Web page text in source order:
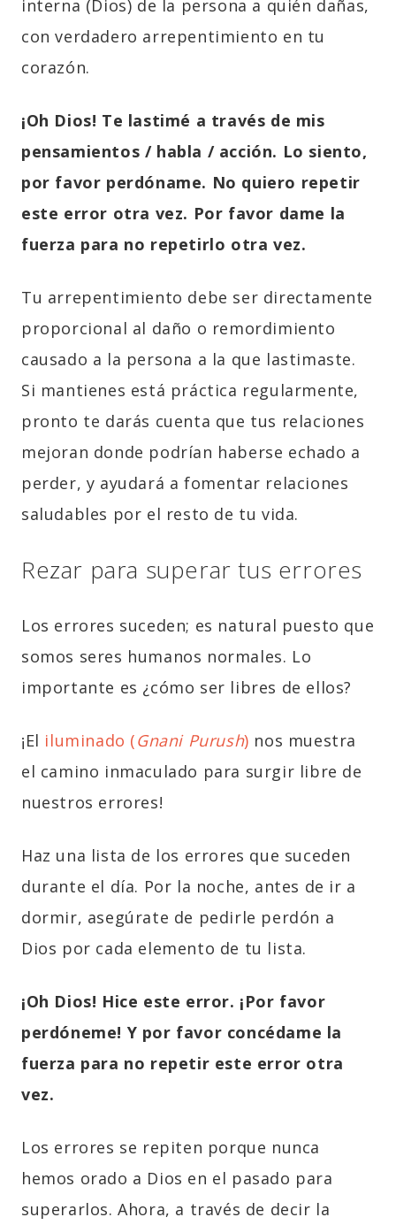
interna (Dios) de la persona a quién dañas,
con verdadero arrepentimiento en tu
corazón.
¡Oh Dios! Te lastimé a través de mis
pensamientos / habla / acción. Lo siento,
por favor perdóname. No quiero repetir
este error otra vez. Por favor dame la
fuerza para no repetirlo otra vez.
Tu arrepentimiento debe ser directamente
proporcional al daño o remordimiento
causado a la persona a la que lastimaste.
Si mantienes está práctica regularmente,
pronto te darás cuenta que tus relaciones
mejoran donde podrían haberse echado a
perder, y ayudará a fomentar relaciones
saludables por el resto de tu vida.
Rezar para superar tus errores
Los errores suceden; es natural puesto que
somos seres humanos normales. Lo
importante es ¿cómo ser libres de ellos?
¡El iluminado (Gnani Purush) nos muestra
el camino inmaculado para surgir libre de
nuestros errores!
Haz una lista de los errores que suceden
durante el día. Por la noche, antes de ir a
dormir, asegúrate de pedirle perdón a
Dios por cada elemento de tu lista.
¡Oh Dios! Hice este error. ¡Por favor
perdóneme! Y por favor concédame la
fuerza para no repetir este error otra
vez.
Los errores se repiten porque nunca
hemos orado a Dios en el pasado para
superarlos. Ahora, a través de decir la